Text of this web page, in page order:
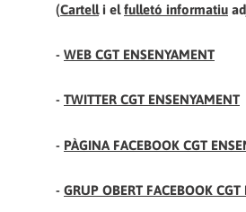
(Cartelli elfulletó informatiu
- WEB CGT ENSENYAMENT
- TWITTER CGT ENSENYAMENT
- PÀGINA FACEBOOK CGT
- GRUP OBERT FACEBOOK CGT